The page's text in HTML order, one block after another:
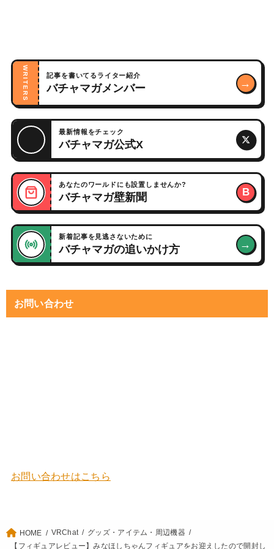
WRITERS 記事を書いてるライター紹介
バチャマガメンバー →
最新情報をチェック
バチャマガ公式X
あなたのワールドにも設置しませんか?
バチャマガ壁新聞 B
新着記事を見逃さないために
バチャマガの追いかけ方 →
お問い合わせ
お問い合わせはこちら
HOME VRChat
グッズ・アイテム・周辺機器
【フィギュアレビュー】みなほしちゃんフィギュアをお迎えしたので開封し